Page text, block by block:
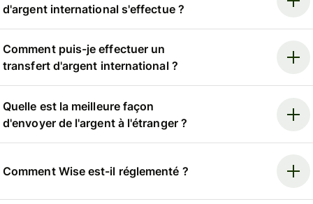
d'argent international s'effectue ?
Comment puis-je effectuer un
transfert d'argent international ?
Quelle est la meilleure façon
d'envoyer de l'argent à l'étranger ?
Comment Wise est-il réglementé ?